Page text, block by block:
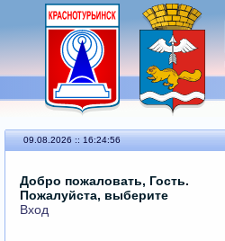
09.08.2026 :: 16:24:56
Добро пожаловать, Гость.
Пожалуйста, выберите
Вход